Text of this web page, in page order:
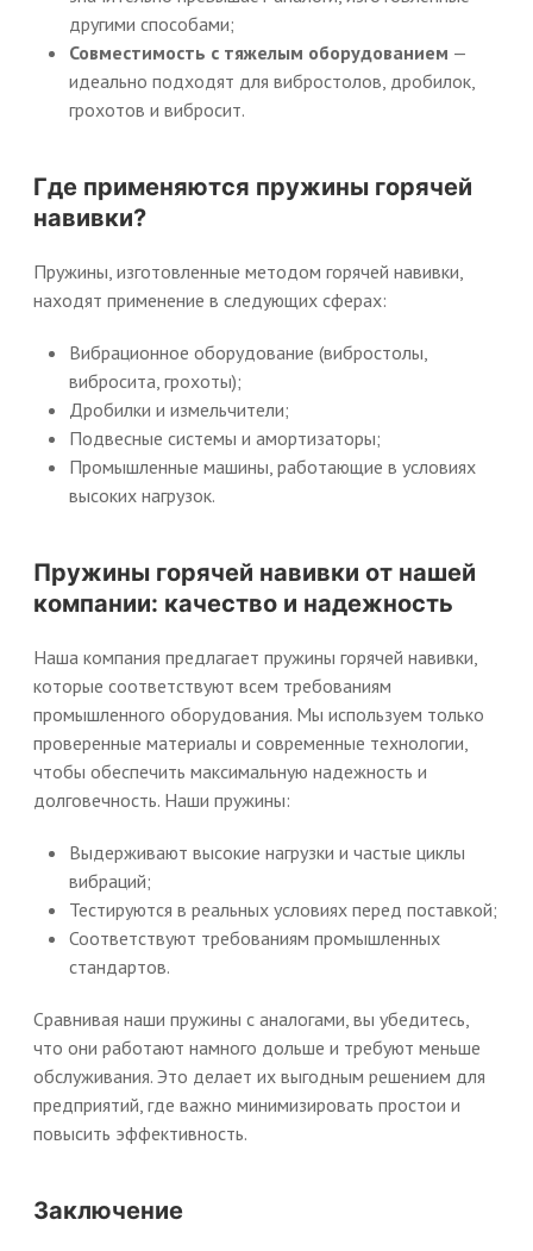
другими способами;
Совместимость с тяжелым оборудованием —
идеально подходят для вибростолов, дробилок,
грохотов и вибросит.
Где применяются пружины горячей
навивки?
Пружины, изготовленные методом горячей навивки,
находят применение в следующих сферах:
Вибрационное оборудование (вибростолы,
вибросита, грохоты);
Дробилки и измельчители;
Подвесные системы и амортизаторы;
Промышленные машины, работающие в условиях
высоких нагрузок.
Пружины горячей навивки от нашей
компании: качество и надежность
Наша компания предлагает пружины горячей навивки,
которые соответствуют всем требованиям
промышленного оборудования. Мы используем только
проверенные материалы и современные технологии,
чтобы обеспечить максимальную надежность и
долговечность. Наши пружины:
Выдерживают высокие нагрузки и частые циклы
вибраций;
Тестируются в реальных условиях перед поставкой;
Соответствуют требованиям промышленных
стандартов.
Сравнивая наши пружины с аналогами, вы убедитесь,
что они работают намного дольше и требуют меньше
обслуживания. Это делает их выгодным решением для
предприятий, где важно минимизировать простои и
повысить эффективность.
Заключение